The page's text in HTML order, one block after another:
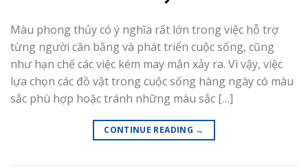
Màu phong thủy có ý nghĩa rất lớn trong việc hỗ trợ
từng người cân bằng và phát triển cuộc sống, cũng
như hạn chế các việc kém may mắn xảy ra. Vì vậy, việc
lựa chọn các đồ vật trong cuộc sống hàng ngày có màu
sắc phù hợp hoặc tránh những màu sắc […]
CONTINUE READING →